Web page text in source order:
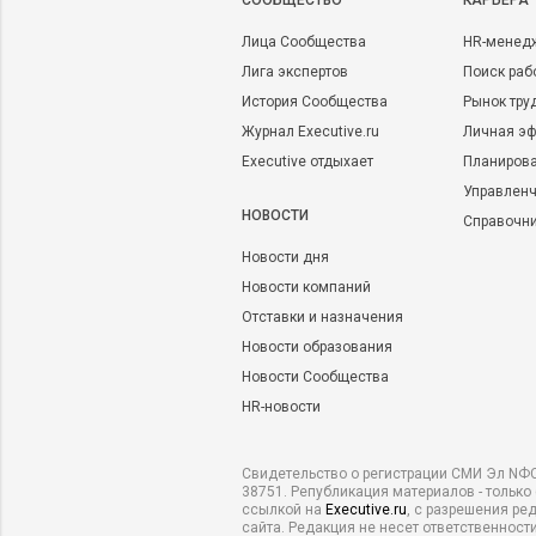
Лица Сообщества
Лига экспертов
История Сообщества
Журнал Executive.ru
Executive отдыхает
НОВОСТИ
Новости дня
Новости компаний
Отставки и назначения
Новости образования
Новости Сообщества
HR-новости
HR-
Поиск
Рынок
Личная
Свидетельство о регистрации СМИ Эл
38751. Републикация материалов - только
ссылкой на Executive.ru, с разрешения
сайта. Редакция не несет